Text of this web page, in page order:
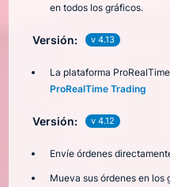
en todos los gráficos.
Versión: v 4.13
La plataforma
ProRealTime Trading
Versión: v 4.12
Envíe órdenes
Mueva sus órdenes en los